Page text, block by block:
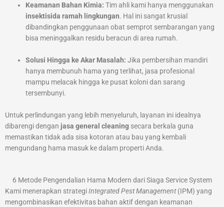
Keamanan Bahan Kimia: Tim ahli kami hanya menggunakan
insektisida ramah lingkungan. Hal ini sangat krusial
dibandingkan penggunaan obat semprot sembarangan yang
bisa meninggalkan residu beracun di area rumah.
Solusi Hingga ke Akar Masalah: Jika pembersihan mandiri
hanya membunuh hama yang terlihat, jasa profesional
mampu melacak hingga ke pusat koloni dan sarang
tersembunyi.
Untuk perlindungan yang lebih menyeluruh, layanan ini idealnya
dibarengi dengan jasa general cleaning secara berkala guna
memastikan tidak ada sisa kotoran atau bau yang kembali
mengundang hama masuk ke dalam properti Anda.
6 Metode Pengendalian Hama Modern dari Siaga Service System
Kami menerapkan strategiIntegrated Pest Management(IPM) yang
mengombinasikan efektivitas bahan aktif dengan keamanan